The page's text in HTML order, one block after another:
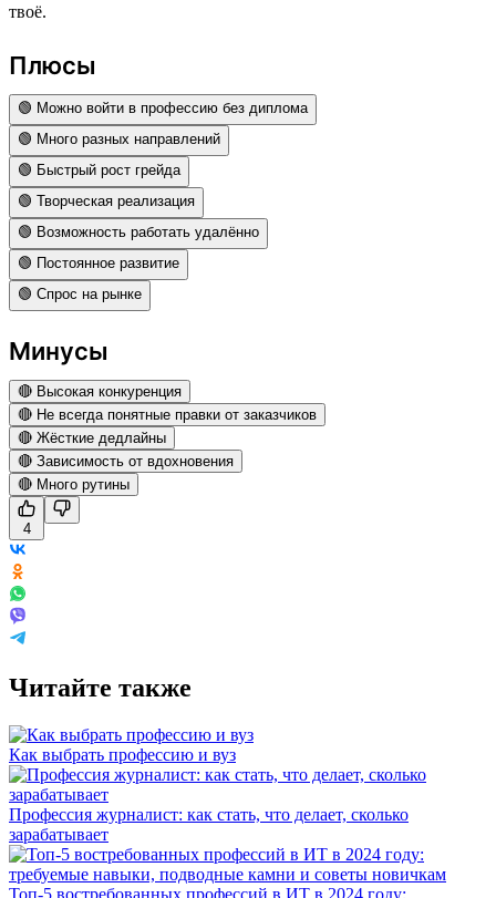
твоё.
Плюсы
🟢 Можно войти в профессию без диплома
🟢 Много разных направлений
🟢 Быстрый рост грейда
🟢 Творческая реализация
🟢 Возможность работать удалённо
🟢 Постоянное развитие
🟢 Спрос на рынке
Минусы
🔴 Высокая конкуренция
🔴 Не всегда понятные правки от заказчиков
🔴 Жёсткие дедлайны
🔴 Зависимость от вдохновения
🔴 Много рутины
4
Читайте также
Как выбрать профессию и вуз
Профессия журналист: как стать, что делает, сколько
зарабатывает
Топ-5 востребованных профессий в ИТ в 2024 году: